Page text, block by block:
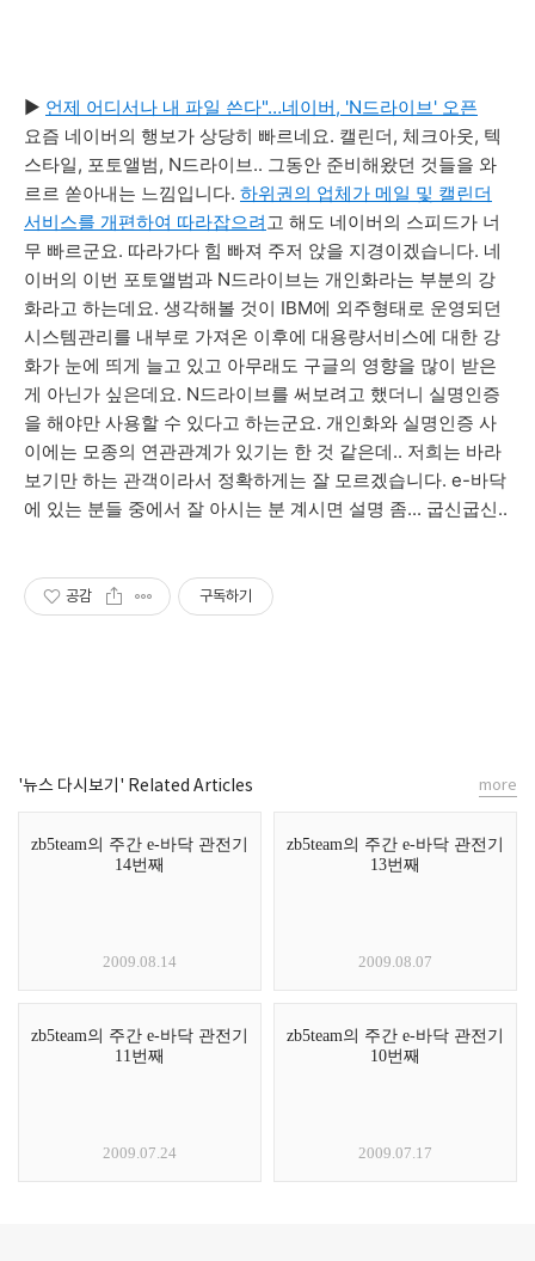
▶ 언제 어디서나 내 파일 쓴다"…네이버, 'N드라이브' 오픈
요즘 네이버의 행보가 상당히 빠르네요. 캘린더, 체크아웃, 텍
스타일, 포토앨범, N드라이브.. 그동안 준비해왔던 것들을 와
르르 쏟아내는 느낌입니다. 하위권의 업체가 메일 및 캘린더
서비스를 개편하여 따라잡으려고 해도 네이버의 스피드가 너
무 빠르군요. 따라가다 힘 빠져 주저 앉을 지경이겠습니다. 네
이버의 이번 포토앨범과 N드라이브는 개인화라는 부분의 강
화라고 하는데요. 생각해볼 것이 IBM에 외주형태로 운영되던
시스템관리를 내부로 가져온 이후에 대용량서비스에 대한 강
화가 눈에 띄게 늘고 있고 아무래도 구글의 영향을 많이 받은
게 아닌가 싶은데요. N드라이브를 써보려고 했더니 실명인증
을 해야만 사용할 수 있다고 하는군요. 개인화와 실명인증 사
이에는 모종의 연관관계가 있기는 한 것 같은데.. 저희는 바라
보기만 하는 관객이라서 정확하게는 잘 모르겠습니다. e-바닥
에 있는 분들 중에서 잘 아시는 분 계시면 설명 좀... 굽신굽신..
공감 구독하기
'뉴스 다시보기' Related Articles
zb5team의 주간 e-바닥 관전기
14번째
2009.08.14
zb5team의 주간 e-바닥 관전기
13번째
2009.08.07
zb5team의 주간 e-바닥 관전기
11번째
2009.07.24
zb5team의 주간 e-바닥 관전기
10번째
2009.07.17
more